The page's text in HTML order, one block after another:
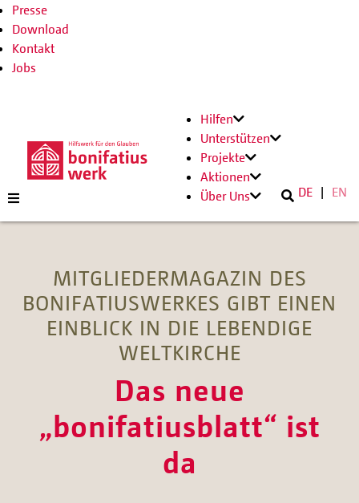
Presse
Download
Kontakt
Jobs
Hilfen
Unterstützen
Projekte
Aktionen
Über Uns
DE EN
MITGLIEDERMAGAZIN DES
BONIFATIUSWERKES GIBT EINEN
EINBLICK IN DIE LEBENDIGE
WELTKIRCHE
Das neue
„bonifatiusblatt“ ist
da